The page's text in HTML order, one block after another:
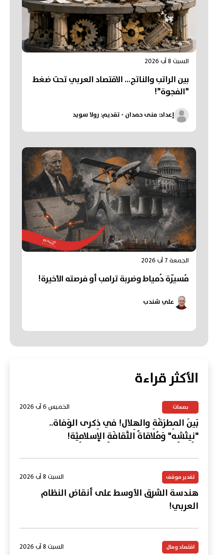
السبت 8 آب 2026
بين الراتب والناتج… الاقتصاد العربي تحت ضغط
"الفجوة"!
إعداد: منى حمدان - تقديم: رولا سويد
الجمعة 7 آب 2026
مُسيّرة دُمياط وضربة ترامب أو فرصته الأخيرة!
علي شندب
الأكثر قراءة
بصمات الخميس 6 آب 2026
بَينَ المِطرَقَةِ والهِلال! في ذِكرى الوَفاة..
"نِيتْشِه" وَمُلاقاةُ الثَّقافَةِ الإسلامِيَّة!
تقدير موقف السبت 8 آب 2026
هندسة الشرق الأوسط على أنقاض النظام
العربي!
اقتصاد ومال السبت 8 آب 2026